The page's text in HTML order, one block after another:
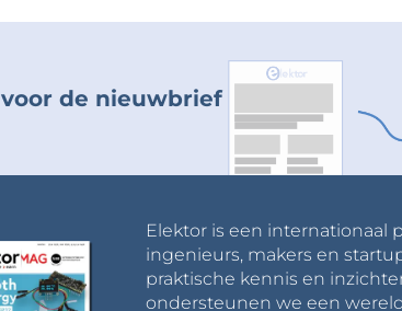
voor de nieuwbrief
Elektor is een internationaal
ingenieurs, makers en
praktische kennis en
ondersteunen we een